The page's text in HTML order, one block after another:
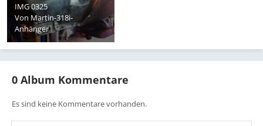
IMG 0325
Von Martin-318i-
Anhänger
0 Album Kommentare
Es sind keine Kommentare vorhanden.